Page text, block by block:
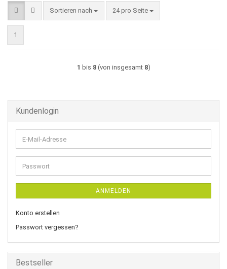
Sortieren nach
Sortieren nach 24 pro Seite
pro Seite
1
1 bis 8(von insgesamt 8)
Kundenlogin
E-
Mail-
Adresse
Passwort
ANMELDEN
Konto erstellen
Passwort vergessen?
Bestseller